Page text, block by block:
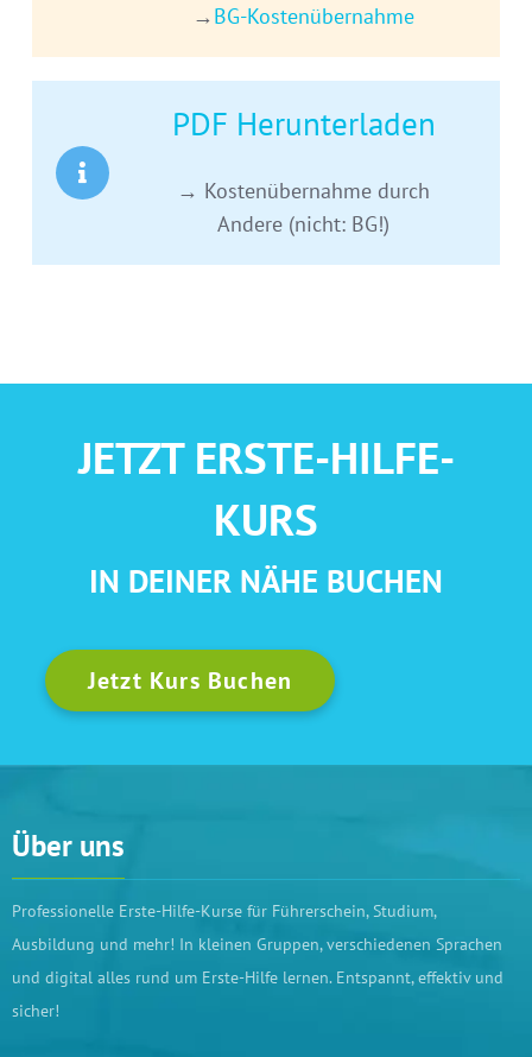
→BG-Kostenübernahme
PDF Herunterladen
→ Kostenübernahme durch
Andere (nicht: BG!)
JETZT ERSTE-HILFE-
KURS
IN DEINER NÄHE BUCHEN
Jetzt Kurs Buchen
Über uns
Professionelle Erste-Hilfe-Kurse für Führerschein, Studium,
Ausbildung und mehr! In kleinen Gruppen, verschiedenen Sprachen
und digital alles rund um Erste-Hilfe lernen. Entspannt, effektiv und
sicher!